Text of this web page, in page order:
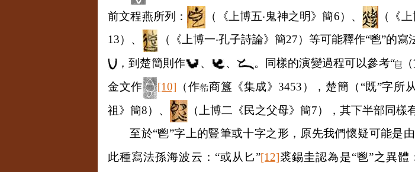
前文程燕所列：
（《上博五‧鬼神之明》簡6）、 （《
13）、 （《上博一‧孔子詩論》簡27）等可能釋作“鬯”的
，到楚簡則作
、 、 。同樣的演變過程可以參考“
金文作
[10] （作 商簋《集成》 3453 ），楚簡（“既”字所
祖》簡8）、 （上博二《民之父母》簡7），其下半部同樣
至於“鬯”字上的豎筆或十字之形，原先我們懷疑可能是
此種寫法孫海波云：“或从匕”[12]裘錫圭認為是“鬯”之異體